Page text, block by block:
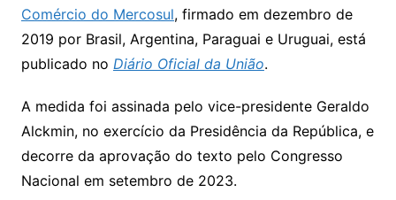
Comércio do Mercosul, firmado em dezembro de
2019 por Brasil, Argentina, Paraguai e Uruguai, está
publicado no Diário Oficial da União.
A medida foi assinada pelo vice-presidente Geraldo
Alckmin, no exercício da Presidência da República, e
decorre da aprovação do texto pelo Congresso
Nacional em setembro de 2023.